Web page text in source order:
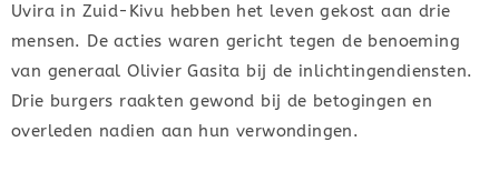
Uvira in Zuid-Kivu hebben het leven gekost aan drie
mensen. De acties waren gericht tegen de benoeming
van generaal Olivier Gasita bij de inlichtingendiensten.
Drie burgers raakten gewond bij de betogingen en
overleden nadien aan hun verwondingen.